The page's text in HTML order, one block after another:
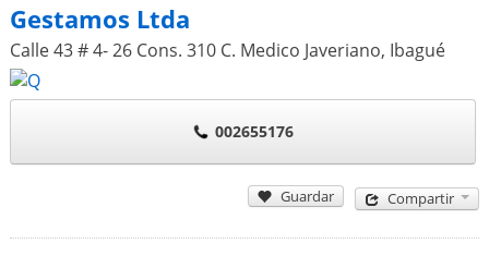
Gestamos Ltda
Calle 43 # 4- 26 Cons. 310 C. Medico Javeriano, Ibagué
002655176
Guardar Compartir